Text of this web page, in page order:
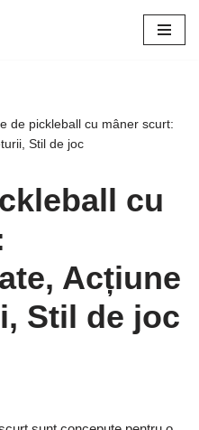
de pickleball cu mâner scurt:
Stil de joc
cu
Acțiune
Stil de joc